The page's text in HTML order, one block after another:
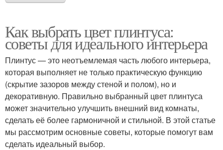
Как выбрать цвет плинтуса:
советы для идеального интерьера
Плинтус — это неотъемлемая часть любого интерьера,
которая выполняет не только практическую функцию
(скрытие зазоров между стеной и полом), но и
декоративную. Правильно выбранный цвет плинтуса
может значительно улучшить внешний вид комнаты,
сделать её более гармоничной и стильной. В этой статье
мы рассмотрим основные советы, которые помогут вам
сделать идеальный выбор.